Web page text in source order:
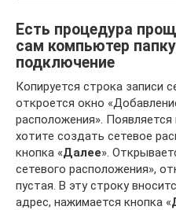
Есть процедура
сам компьютер
подключение
Копируется строка записи
откроется окно
расположения».
хотите создать сетевое
кнопка «Далее».
сетевого расположения»,
пустая. В эту строку
адрес, нажимается кнопка «